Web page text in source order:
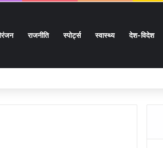
राजनीति स्पोर्ट्स स्वास्थ्य देश-विदेश
146 करोड़ 32 लाख की पेंशन राशि का किया भुगतान